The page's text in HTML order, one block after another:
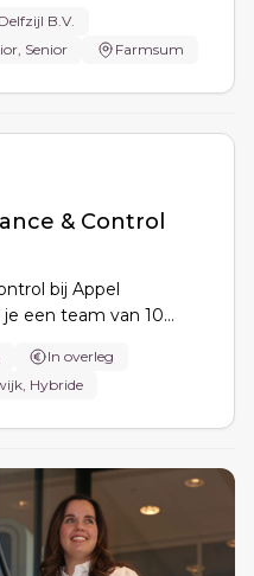
& control, KPI’s,
B.V.
Senior Farmsum
& Control
bij Appel
een team van 10
ondersteun je bij
Je werkt
In overleg
Hybride